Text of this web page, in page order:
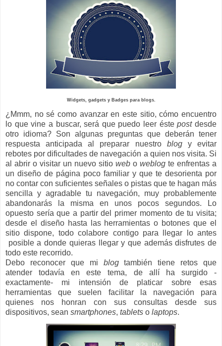
Widgets, gadgets y Badges para blogs.
¿Mmm, no sé como avanzar en este sitio, cómo encuentro
lo que vine a buscar, será que puedo leer éstepostdesde
otro idioma? Son algunas preguntas que deberán tener
respuesta anticipada al preparar nuestro blogy evitar
rebotes por dificultades de navegación a quien nos visita. Si
al abrir o visitar un nuevo sitio web o weblog te enfrentas a
un diseño de página poco familiar y que te desorienta por
no contar con suficientes señales o pistas que te hagan más
sencilla y agradable tu navegación, muy probablemente
abandonarás la misma en unos pocos segundos. Lo
opuesto sería que a partir del primer momento de tu visita;
desde el diseño hasta las herramientas o botones que el
sitio dispone, todo colabore contigo para llegar lo antes
posible a donde quieras llegar y que además disfrutes de
todo este recorrido.
Debo reconocer que mi blogtambién tiene retos que
atender todavía en este tema, de allí ha surgido -
exactamente- mi intensión de platicar sobre esas
herramientas que suelen facilitar la navegación para
quienes nos honran con sus consultas desde sus
dispositivos, sean smartphones, tablets o laptops.